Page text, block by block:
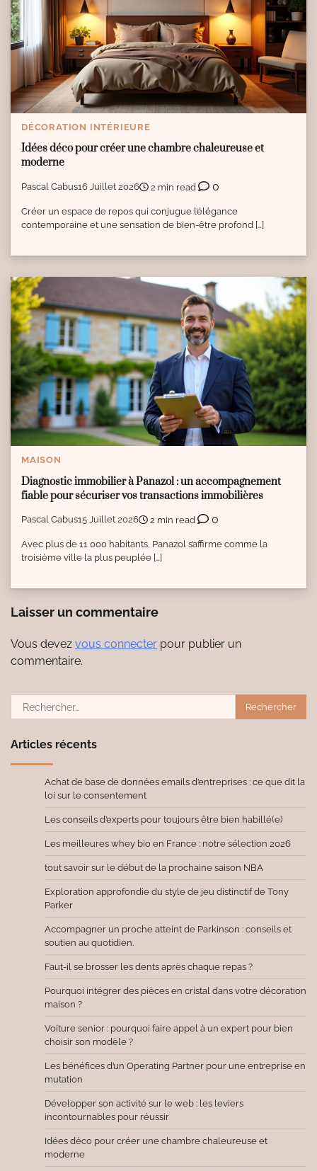
DÉCORATION INTÉRIEURE
Idées déco pour créer une chambre chaleureuse et
moderne
Pascal Cabus16 Juillet 2026 2 min read 0
Créer un espace de repos qui conjugue l’élégance
contemporaine et une sensation de bien-être profond […]
MAISON
Diagnostic immobilier à Panazol : un accompagnement
fiable pour sécuriser vos transactions immobilières
Pascal Cabus15 Juillet 2026 2 min read 0
Avec plus de 11 000 habitants, Panazol s’affirme comme la
troisième ville la plus peuplée […]
Laisser un commentaire
Vous devez vous connecter pour publier un
commentaire.
Rechercher :
Articles récents
Achat de base de données emails d’entreprises : ce que dit la
loi sur le consentement
Les conseils d’experts pour toujours être bien habillé(e)
Les meilleures whey bio en France : notre sélection 2026
tout savoir sur le début de la prochaine saison NBA
Exploration approfondie du style de jeu distinctif de Tony
Parker
Accompagner un proche atteint de Parkinson : conseils et
soutien au quotidien.
Faut-il se brosser les dents après chaque repas ?
Pourquoi intégrer des pièces en cristal dans votre décoration
maison ?
Voiture senior : pourquoi faire appel à un expert pour bien
choisir son modèle ?
Les bénéfices d’un Operating Partner pour une entreprise en
mutation
Développer son activité sur le web : les leviers
incontournables pour réussir
Idées déco pour créer une chambre chaleureuse et
moderne